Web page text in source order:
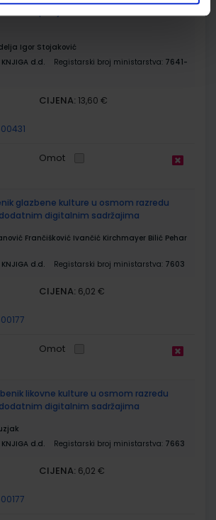
Igor Stojaković
KNJIGA d.d. Registarski broj ministarstva: 7641-
CIJENA: 13,60 €
Omot
glazbene kulture u osmom razredu
digitalnim sadržajima
Frančišković Ivančić Kirchmayer Bilić Pehar
KNJIGA d.d. Registarski broj ministarstva: 7603
CIJENA: 6,02 €
Omot
likovne kulture u osmom razredu
digitalnim sadržajima
KNJIGA d.d. Registarski broj ministarstva: 7663
CIJENA: 6,02 €